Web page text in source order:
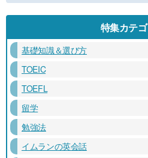
特集カテ
基礎知識＆選び方
TOEIC
TOEFL
留学
勉強法
イムランの英会話